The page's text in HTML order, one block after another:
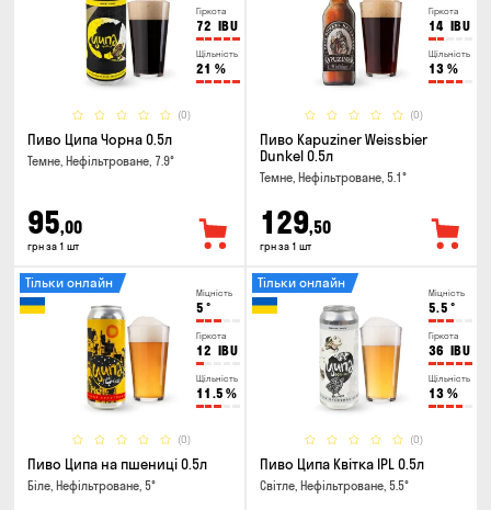
Гіркота
72 IBU
Щільність
21 %
(0)
Пиво Ципа Чорна 0.5л
Темне, Нефільтроване, 7.9°
95,00
грн за 1 шт
Гіркота
14 IBU
Щільність
13 %
(0)
Пиво Kapuziner Weissbier
Dunkel 0.5л
Темне, Нефільтроване, 5.1°
129,50
грн за 1 шт
Міцність
5 °
Гіркота
12 IBU
Щільність
11.5 %
(0)
Тільки онлайн
Пиво Ципа на пшениці 0.5л
Біле, Нефільтроване, 5°
Міцність
5.5 °
Гіркота
36 IBU
Щільність
13 %
(0)
Тільки онлайн
Пиво Ципа Квітка IPL 0.5л
Світле, Нефільтроване, 5.5°